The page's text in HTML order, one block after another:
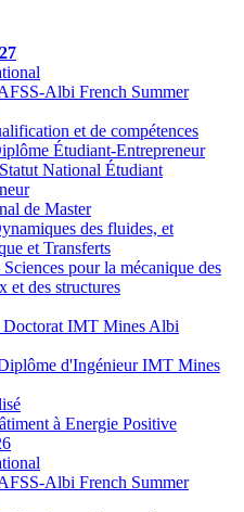
Albi French Summer
et de compétences
Étudiant-Entrepreneur
National Étudiant
de Master
des fluides, et
et Transferts
pour la mécanique des
et des structures
IMT Mines Albi
d'Ingénieur IMT Mines
à Energie Positive
Albi French Summer